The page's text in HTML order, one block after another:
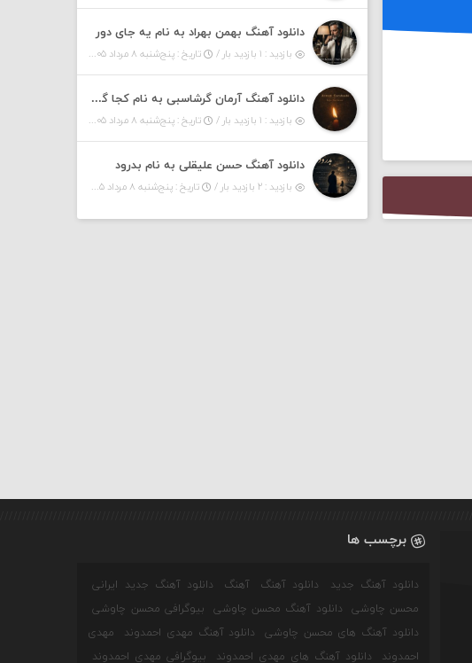
دانلود آهنگ بهمن بهراد به نام یه جای دور
بازدید : ۱ بازدید بار / تاریخ : پنج‌شنبه ۸ مرداد ۱۴۰۵
دانلود آهنگ آرمان گرشاسبی به نام کجا گریزم
بازدید : ۱ بازدید بار / تاریخ : پنج‌شنبه ۸ مرداد ۱۴۰۵
دانلود آهنگ حسن علیقلی به نام بدرود
بازدید : ۲ بازدید بار / تاریخ : پنج‌شنبه ۸ مرداد ۱۴۰۵
برچسب ها
دانلود آهنگ جدید دانلود آهنگ آهنگ
دانلود آهنگ جدید ایرانی
محسن چاوشی
دانلود آهنگ محسن چاوشی
بیوگرافی محسن چاوشی
دانلود آهنگ های محسن چاوشی
دانلود آهنگ مهدی احمدوند
مهدی
احمدوند
دانلود آهنگ های مهدی احمدوند بیوگرافی مهدی احمدوند